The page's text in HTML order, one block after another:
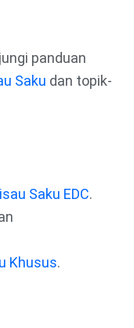
panduan
Saku dan topik-
Saku EDC.
Khusus.